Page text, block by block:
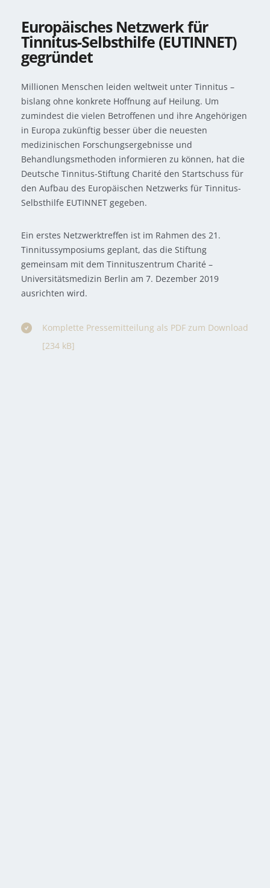
Europäisches Netzwerk für
Tinnitus-Selbsthilfe (EUTINNET)
gegründet
Millionen Menschen leiden weltweit unter Tinnitus –
bislang ohne konkrete Hoffnung auf Heilung. Um
zumindest die vielen Betroffenen und ihre Angehörigen
in Europa zukünftig besser über die neuesten
medizinischen Forschungsergebnisse und
Behandlungsmethoden informieren zu können, hat die
Deutsche Tinnitus-Stiftung Charité den Startschuss für
den Aufbau des Europäischen Netzwerks für Tinnitus-
Selbsthilfe EUTINNET gegeben.
Ein erstes Netzwerktreffen ist im Rahmen des 21.
Tinnitussymposiums geplant, das die Stiftung
gemeinsam mit dem Tinnituszentrum Charité –
Universitätsmedizin Berlin am 7. Dezember 2019
ausrichten wird.
Komplette Pressemitteilung als PDF zum Download
[234 kB]